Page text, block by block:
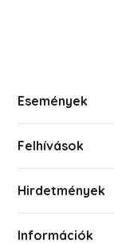
Események
Felhívások
Hirdetmények
Információk